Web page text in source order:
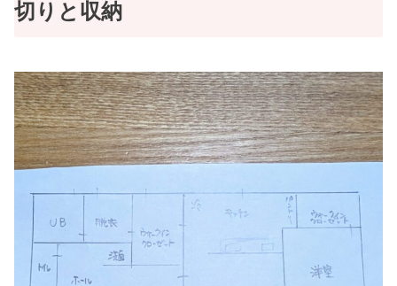
切りと収納